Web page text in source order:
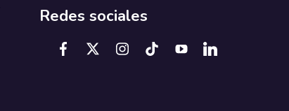
Redes sociales